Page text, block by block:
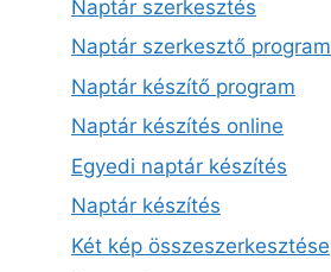
Naptár szerkesztés
Naptár szerkesztő program
Naptár készítő program
Naptár készítés online
Egyedi naptár készítés
Naptár készítés
Két kép összeszerkesztése